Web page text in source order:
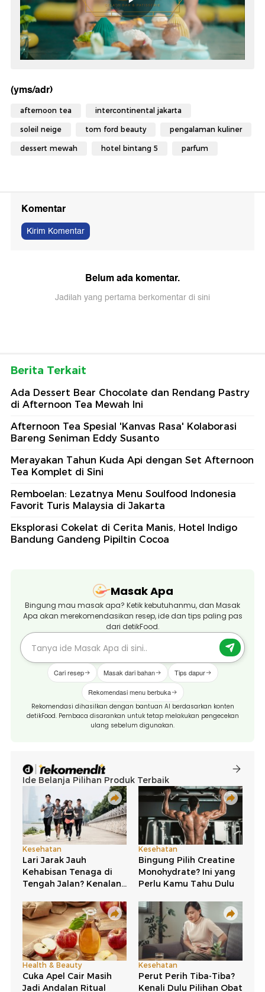
(yms/adr)
afternoon tea intercontinental jakarta
soleil neige tom ford beauty pengalaman kuliner
dessert mewah hotel bintang 5 parfum
Komentar
Kirim Komentar
Belum ada komentar.
Jadilah yang pertama berkomentar di sini
Berita Terkait
Ada Dessert Bear Chocolate dan Rendang Pastry
di Afternoon Tea Mewah Ini
Afternoon Tea Spesial 'Kanvas Rasa' Kolaborasi
Bareng Seniman Eddy Susanto
Merayakan Tahun Kuda Api dengan Set Afternoon
Tea Komplet di Sini
Remboelan: Lezatnya Menu Soulfood Indonesia
Favorit Turis Malaysia di Jakarta
Eksplorasi Cokelat di Cerita Manis, Hotel Indigo
Bandung Gandeng Pipiltin Cocoa
Masak Apa
Bingung mau masak apa? Ketik kebutuhanmu, dan Masak
Apa akan merekomendasikan resep, ide dan tips paling pas
dari detikFood.
Cari resep Masak dari bahan Tips dapur
Rekomendasi menu berbuka
Rekomendasi dihasilkan dengan bantuan AI berdasarkan konten
detikFood. Pembaca disarankan untuk tetap melakukan pengecekan
ulang sebelum digunakan.